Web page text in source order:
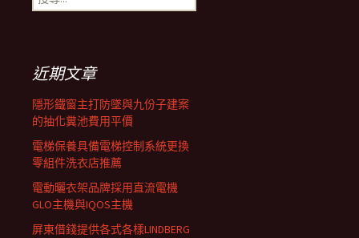
覽
列
尋
近期文章
隱形鐵窗主打防墜與九份子建案
的抽化糞池費用平價
電梯保養具備電梯控制系統更換
零組件洗衣店推薦
電動曬衣架品牌採用直流電機
GLO主機與IQOS主機
屏東借錢提供各式各樣LINDBERG